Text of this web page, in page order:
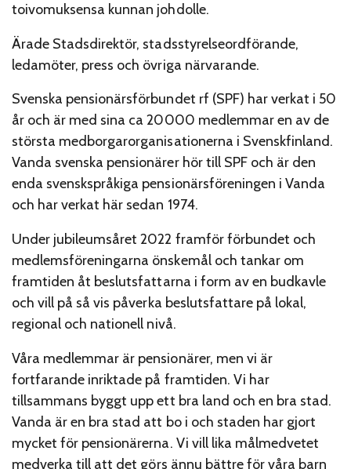
toivomuksensa kunnan johdolle.
Ärade Stadsdirektör, stadsstyrelseordförande,
ledamöter, press och övriga närvarande.
Svenska pensionärsförbundet rf (SPF) har verkat i 50
år och är med sina ca 20000 medlemmar en av de
största medborgarorganisationerna i Svenskfinland.
Vanda svenska pensionärer hör till SPF och är den
enda svenskspråkiga pensionärsföreningen i Vanda
och har verkat här sedan 1974.
Under jubileumsåret 2022 framför förbundet och
medlemsföreningarna önskemål och tankar om
framtiden åt beslutsfattarna i form av en budkavle
och vill på så vis påverka beslutsfattare på lokal,
regional och nationell nivå.
Våra medlemmar är pensionärer, men vi är
fortfarande inriktade på framtiden. Vi har
tillsammans byggt upp ett bra land och en bra stad.
Vanda är en bra stad att bo i och staden har gjort
mycket för pensionärerna. Vi vill lika målmedvetet
medverka till att det görs ännu bättre för våra barn